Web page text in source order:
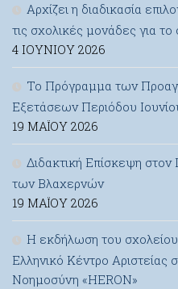
Αρχίζει η διαδικασία
τις σχολικές μονάδες για
4 ΙΟΥΝΊΟΥ 2026
Το Πρόγραμμα των
Εξετάσεων Περιόδου
19 ΜΑΪ́ΟΥ 2026
Διδακτική Επίσκεψη στον
των Βλαχερνών
19 ΜΑΪ́ΟΥ 2026
Η εκδήλωση του
Ελληνικό Κέντρο Αριστείας
Νοημοσύνη «HERON»